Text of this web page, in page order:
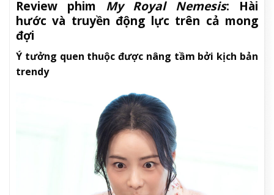
Review phim My Royal Nemesis: Hài
hước và truyền động lực trên cả mong
đợi
Ý tưởng quen thuộc được nâng tầm bởi kịch bản
trendy